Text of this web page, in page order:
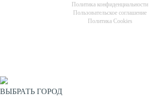
Политика конфиденциальности
Пользовательское соглашение
Политика Cookies
ВЫБРАТЬ ГОРОД